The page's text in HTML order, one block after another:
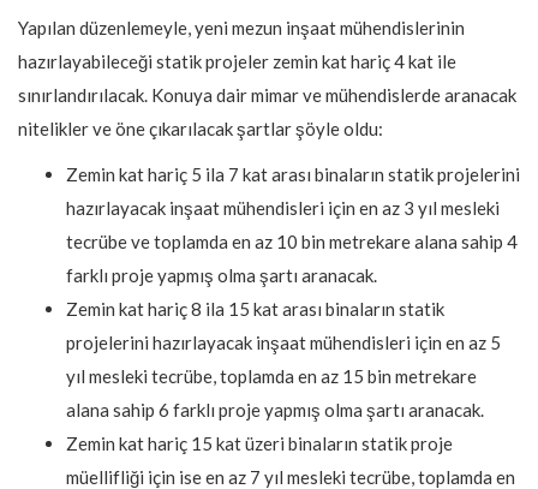
Yapılan düzenlemeyle, yeni mezun inşaat mühendislerinin
hazırlayabileceği statik projeler zemin kat hariç 4 kat ile
sınırlandırılacak. Konuya dair mimar ve mühendislerde aranacak
nitelikler ve öne çıkarılacak şartlar şöyle oldu:
Zemin kat hariç 5 ila 7 kat arası binaların statik projelerini
hazırlayacak inşaat mühendisleri için en az 3 yıl mesleki
tecrübe ve toplamda en az 10 bin metrekare alana sahip 4
farklı proje yapmış olma şartı aranacak.
Zemin kat hariç 8 ila 15 kat arası binaların statik
projelerini hazırlayacak inşaat mühendisleri için en az 5
yıl mesleki tecrübe, toplamda en az 15 bin metrekare
alana sahip 6 farklı proje yapmış olma şartı aranacak.
Zemin kat hariç 15 kat üzeri binaların statik proje
müellifliği için ise en az 7 yıl mesleki tecrübe, toplamda en